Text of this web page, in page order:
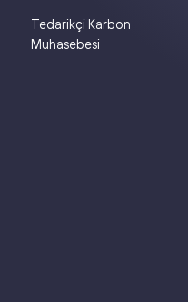
Tedarikçi Karbon
Muhasebesi